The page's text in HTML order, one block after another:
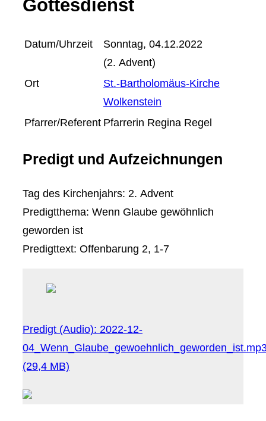
Gottesdienst
Datum/Uhrzeit
Sonntag, 04.12.2022
(2. Advent)
Ort
St.-Bartholomäus-Kirche
Wolkenstein
Pfarrer/Referent Pfarrerin Regina Regel
Predigt und Aufzeichnungen
Tag des Kirchenjahrs: 2. Advent
Predigtthema: Wenn Glaube gewöhnlich
geworden ist
Predigttext: Offenbarung 2, 1-7
Predigt (Audio): 2022-12-
(29,4 MB)